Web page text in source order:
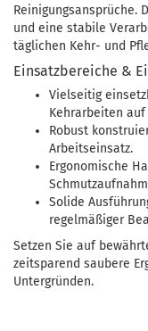
Reinigungsansprüche.
und eine stabile
täglichen Kehr- und
Einsatzbereiche &
Vielseitig
Kehrarbeiten
Robust
Arbeitseinsatz.
Ergonomische
Solide
regelmäßiger
Setzen Sie auf
zeitsparend saubere
Untergründen.